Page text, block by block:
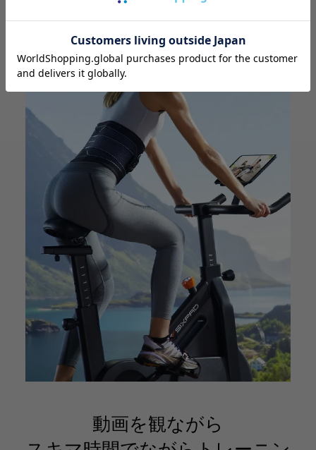
iOS版アプリ推奨環境
iOSver15.0以上
Android版アプリ推奨環境
Android ver9.0以上 ※
アプリの詳細はこちら
動画を観ながら